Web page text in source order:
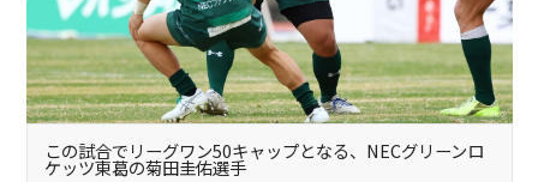
この試合でリーグワン50キャップとなる、NECグリーンロ
ケッツ東葛の菊田圭佑選手